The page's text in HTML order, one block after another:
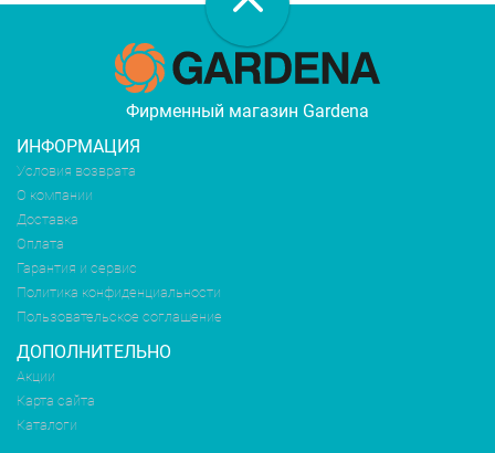
Фирменный магазин Gardena
ИНФОРМАЦИЯ
Условия возврата
О компании
Доставка
Оплата
Гарантия и сервис
Политика конфиденциальности
Пользовательское соглашение
ДОПОЛНИТЕЛЬНО
Акции
Карта сайта
Каталоги